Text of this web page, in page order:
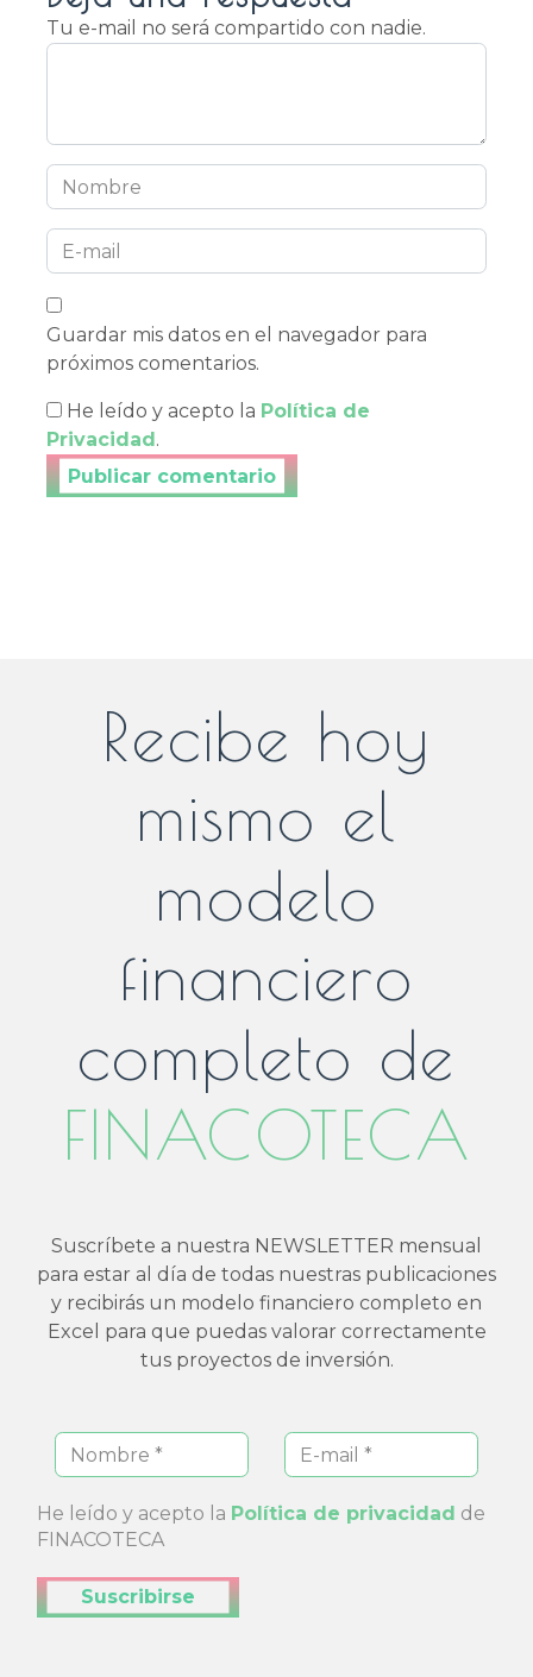
Tu e-mail no será compartido con nadie.
Guardar mis datos en el navegador para
próximos comentarios.
He leído y acepto la Política de
Privacidad .
Publicar tu comentario
Recibe hoy
mismo el
modelo
financiero
completo de
FINACOTECA
Suscríbete a nuestra NEWSLETTER mensual
para estar al día de todas nuestras publicaciones
y recibirás un modelo financiero completo en
Excel para que puedas valorar correctamente
tus proyectos de inversión.
He leído y acepto la Política de privacidad de
FINACOTECA
Enviar Suscripción